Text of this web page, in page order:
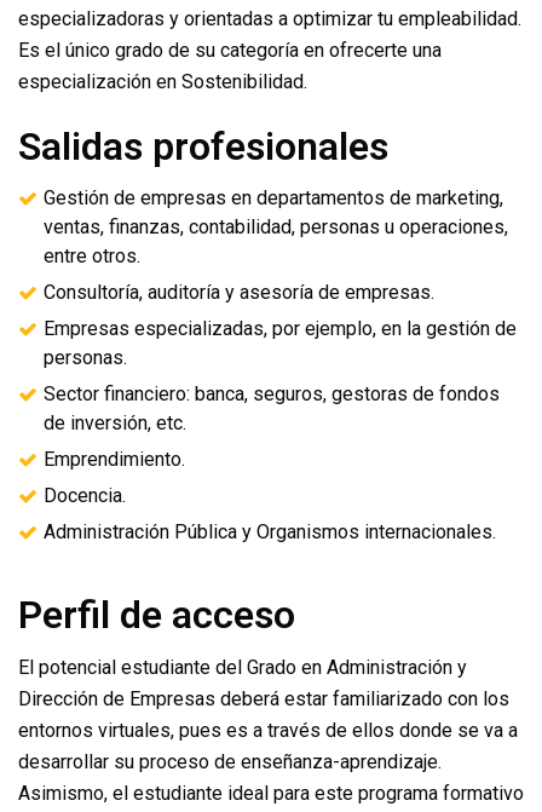
especializadoras y orientadas a optimizar tu empleabilidad.
Es el único grado de su categoría en ofrecerte una
especialización en Sostenibilidad.
Salidas profesionales
Gestión de empresas en departamentos de marketing,
ventas, finanzas, contabilidad, personas u operaciones,
entre otros.
Consultoría, auditoría y asesoría de empresas.
Empresas especializadas, por ejemplo, en la gestión de
personas.
Sector financiero: banca, seguros, gestoras de fondos
de inversión, etc.
Emprendimiento.
Docencia.
Administración Pública y Organismos internacionales.
Perfil de acceso
El potencial estudiante del Grado en Administración y
Dirección de Empresas deberá estar familiarizado con los
entornos virtuales, pues es a través de ellos donde se va a
desarrollar su proceso de enseñanza-aprendizaje.
Asimismo, el estudiante ideal para este programa formativo